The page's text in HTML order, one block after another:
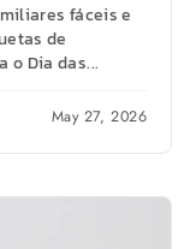
fáceis e
de
o Dia das...
May 27, 2026